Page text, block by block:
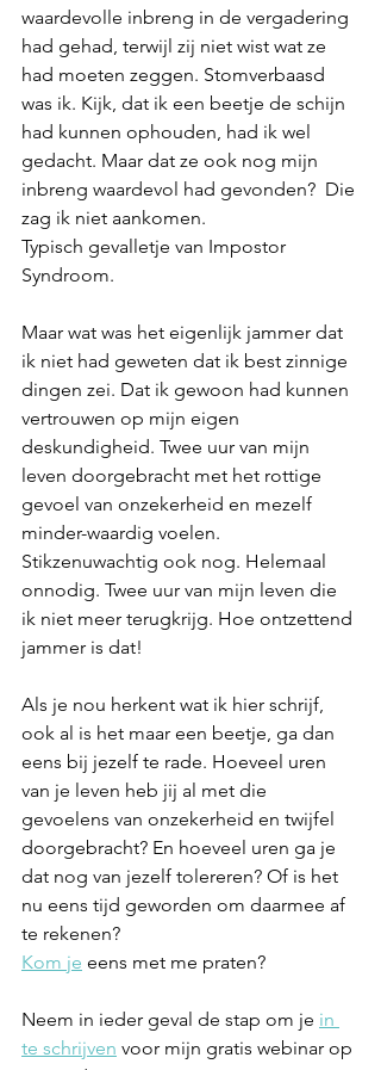
waardevolle inbreng in de vergadering
had gehad, terwijl zij niet wist wat ze
had moeten zeggen. Stomverbaasd
was ik. Kijk, dat ik een beetje de schijn
had kunnen ophouden, had ik wel
gedacht. Maar dat ze ook nog mijn
inbreng waardevol had gevonden?  Die
zag ik niet aankomen.
Typisch gevalletje van Impostor
Syndroom.
Maar wat was het eigenlijk jammer dat
ik niet had geweten dat ik best zinnige
dingen zei. Dat ik gewoon had kunnen
vertrouwen op mijn eigen
deskundigheid. Twee uur van mijn
leven doorgebracht met het rottige
gevoel van onzekerheid en mezelf
minder-waardig voelen.
Stikzenuwachtig ook nog. Helemaal
onnodig. Twee uur van mijn leven die
ik niet meer terugkrijg. Hoe ontzettend
jammer is dat!
Als je nou herkent wat ik hier schrijf,
ook al is het maar een beetje, ga dan
eens bij jezelf te rade. Hoeveel uren
van je leven heb jij al met die
gevoelens van onzekerheid en twijfel
doorgebracht? En hoeveel uren ga je
dat nog van jezelf tolereren? Of is het
nu eens tijd geworden om daarmee af
te rekenen?
Kom je eens met me praten?
Neem in ieder geval de stap om je in
te schrijven voor mijn gratis webinar op